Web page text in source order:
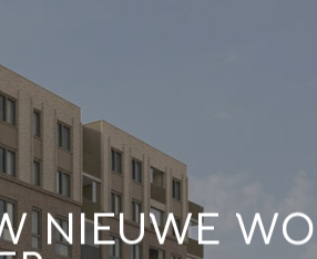
NIEUWE